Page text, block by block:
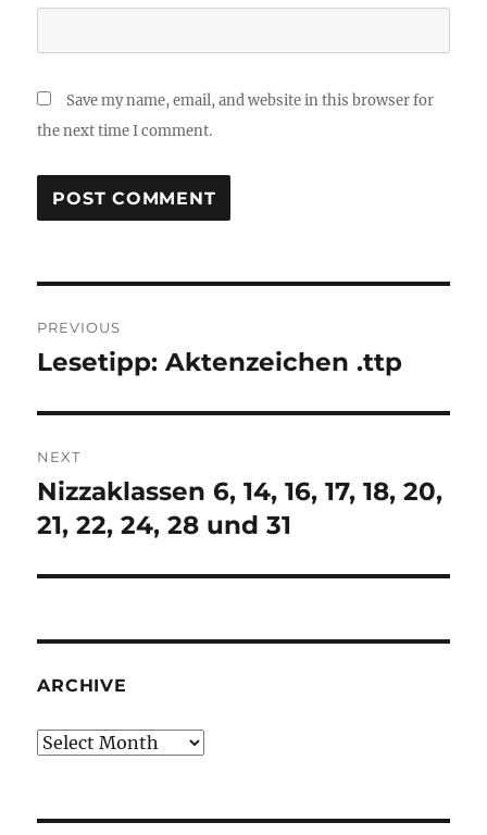
Save my name, email, and website in this browser for
the next time I comment.
navigation
PREVIOUS
Previous
Lesetipp: Aktenzeichen .ttp
NEXT
Next
post:
Nizzaklassen 6, 14, 16, 17, 18, 20,
21, 22, 24, 28 und 31
ARCHIVE
Archive